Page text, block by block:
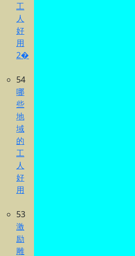
工
人
好
用
2�
54
哪
些
地
域
的
工
人
好
用
53
激
励
雕